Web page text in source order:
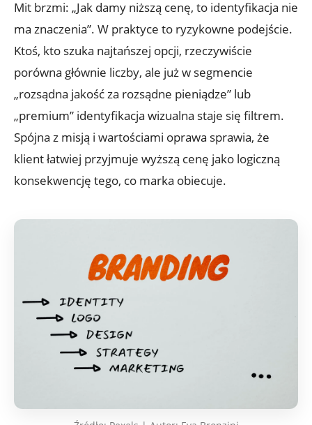
Mit brzmi: „Jak damy niższą cenę, to identyfikacja nie
ma znaczenia”. W praktyce to ryzykowne podejście.
Ktoś, kto szuka najtańszej opcji, rzeczywiście
porówna głównie liczby, ale już w segmencie
„rozsądna jakość za rozsądne pieniądze” lub
„premium” identyfikacja wizualna staje się filtrem.
Spójna z misją i wartościami oprawa sprawia, że
klient łatwiej przyjmuje wyższą cenę jako logiczną
konsekwencję tego, co marka obiecuje.